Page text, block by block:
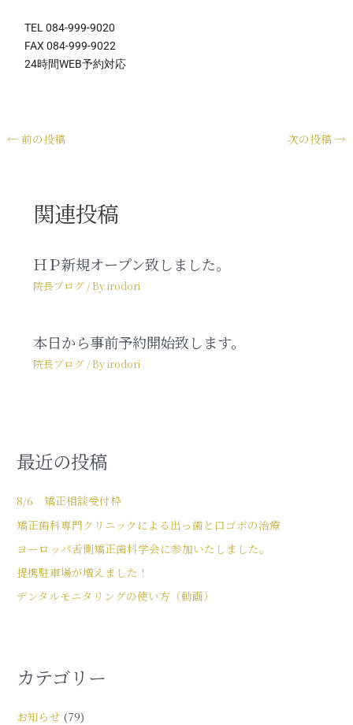
TEL 084-999-9020
FAX 084-999-9022
24時間WEB予約対応
← 前の投稿 次の投稿 →
関連投稿
ＨＰ新規オープン致しました。
院長ブログ/ Byirodori
本日から事前予約開始致します。
院長ブログ/ Byirodori
最近の投稿
8/6 矯正相談受付枠
矯正歯科専門クリニックによる出っ歯と口ゴボの治療
ヨーロッパ舌側矯正歯科学会に参加いたしました。
提携駐車場が増えました！
デンタルモニタリングの使い方（動画）
カテゴリー
お知らせ (79)